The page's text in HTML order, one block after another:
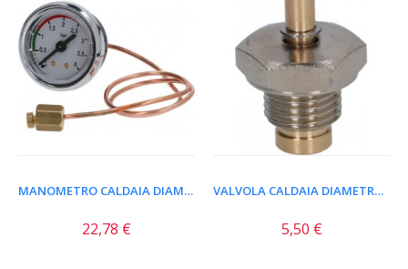
MANOMETRO CALDAIA DIAMETRO...
22,78 €
VALVOLA CALDAIA DIAMETRO...
5,50 €